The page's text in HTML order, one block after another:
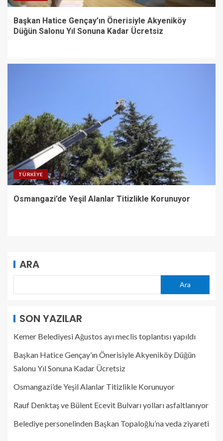
Başkan Hatice Gençay’ın Önerisiyle Akyeniköy
Düğün Salonu Yıl Sonuna Kadar Ücretsiz
TÜRKIYE
Osmangazi’de Yeşil Alanlar Titizlikle Korunuyor
ARA
Ara
SON YAZILAR
Kemer Belediyesi Ağustos ayı meclis toplantısı yapıldı
Başkan Hatice Gençay’ın Önerisiyle Akyeniköy Düğün
Salonu Yıl Sonuna Kadar Ücretsiz
Osmangazi’de Yeşil Alanlar Titizlikle Korunuyor
Rauf Denktaş ve Bülent Ecevit Bulvarı yolları asfaltlanıyor
Belediye personelinden Başkan Topaloğlu’na veda ziyareti